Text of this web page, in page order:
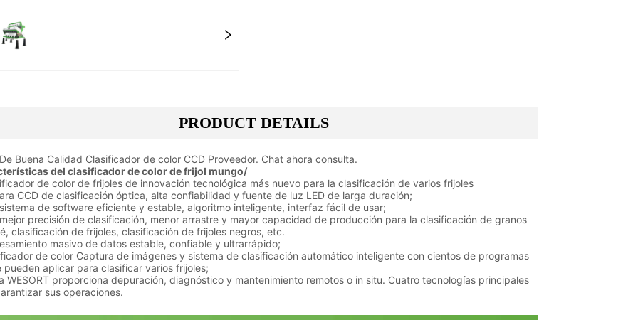
PRODUCT DETAILS
Buena Calidad Clasificador de color CCD Proveedor. Chat ahora consulta.
del clasificador de color de frijol mungo/
de color de frijoles de innovación tecnológica más nuevo para la clasificación de varios frijoles
CCD de clasificación óptica, alta confiabilidad y fuente de luz LED de larga duración;
de software eficiente y estable, algoritmo inteligente, interfaz fácil de usar;
precisión de clasificación, menor arrastre y mayor capacidad de producción para la clasificación de granos
clasificación de frijoles, clasificación de frijoles negros, etc.
masivo de datos estable, confiable y ultrarrápido;
de color Captura de imágenes y sistema de clasificación automático inteligente con cientos de programas
pueden aplicar para clasificar varios frijoles;
WESORT proporciona depuración, diagnóstico y mantenimiento remotos o in situ. Cuatro tecnologías principales
sus operaciones.